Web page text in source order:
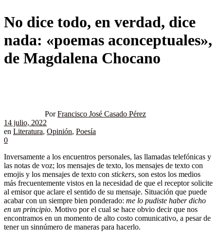
No dice todo, en verdad, dice
nada: «poemas aconceptuales»,
de Magdalena Chocano
Por Francisco José Casado Pérez
14 julio, 2022
en Literatura, Opinión, Poesía
0
Inversamente a los encuentros personales, las llamadas telefónicas y
las notas de voz; los mensajes de texto, los mensajes de texto con
emojis y los mensajes de texto con stickers, son estos los medios
más frecuentemente vistos en la necesidad de que el receptor solicite
al emisor que aclare el sentido de su mensaje. Situación que puede
acabar con un siempre bien ponderado: me lo pudiste haber dicho
en un principio. Motivo por el cual se hace obvio decir que nos
encontramos en un momento de alto costo comunicativo, a pesar de
tener un sinnúmero de maneras para hacerlo.